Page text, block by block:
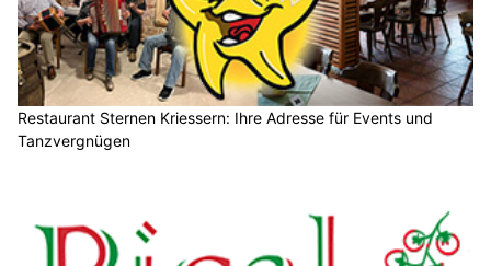
Restaurant Sternen Kriessern: Ihre Adresse für Events und
Tanzvergnügen